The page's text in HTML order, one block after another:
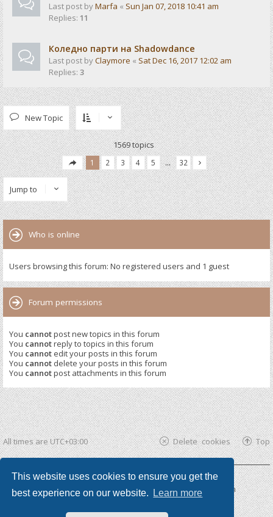
This website uses cookies to ensure you get the
best experience on our website.
Learn more
Last post byMarfa « Sun Jan 07, 2018 10:41 am
Replies: 11
Коледно парти на Shadowdance
Last post byClaymore « Sat Dec 16, 2017 12:02 am
Replies: 3
New Topic
1569 topics
1 2 3 4 5 … 32
Jump to
Who is online
Users browsing this forum: No registered users and 1 guest
Forum permissions
You cannotpost new topics in this forum
You cannotreply to topics in this forum
You cannot edit your posts in this forum
You cannot delete your posts in this forum
You cannotpost attachments in this forum
All times areUTC+03:00 Top
Delete cookies
Powered by phpBB ®| phpBB3 theme byKomiDesign